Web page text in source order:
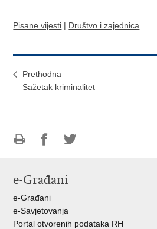
Pisane vijesti | Društvo i zajednica
Prethodna
Sažetak kriminalitet
FacebookuTwitteru
e-Građani
e-Građani
e-Savjetovanja
Portal otvorenih podataka RH